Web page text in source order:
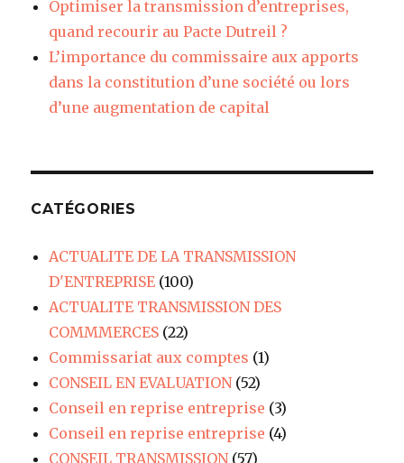
Optimiser la transmission d’entreprises,
quand recourir au Pacte Dutreil ?
L’importance du commissaire aux apports
dans la constitution d’une société ou lors
d’une augmentation de capital
CATÉGORIES
ACTUALITE DE LA TRANSMISSION
D'ENTREPRISE (100)
ACTUALITE TRANSMISSION DES
COMMMERCES (22)
Commissariat aux comptes (1)
CONSEIL EN EVALUATION(52)
Conseil en reprise entreprise (3)
Conseil en reprise entreprise (4)
CONSEIL TRANSMISSION(57)